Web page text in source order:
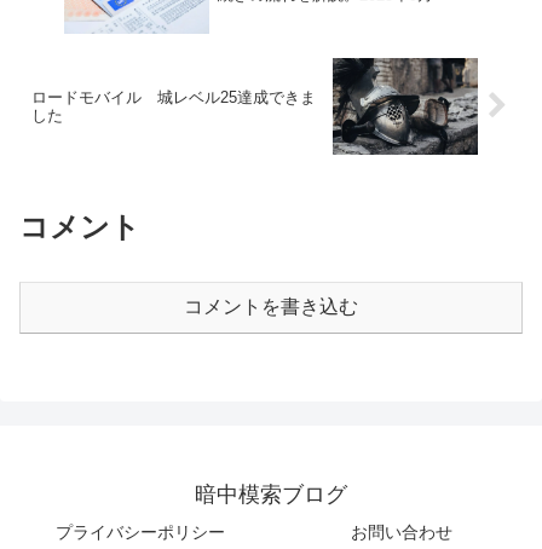
ロードモバイル 城レベル25達成できま
した
コメント
コメントを書き込む
暗中模索ブログ
プライバシーポリシー お問い合わせ